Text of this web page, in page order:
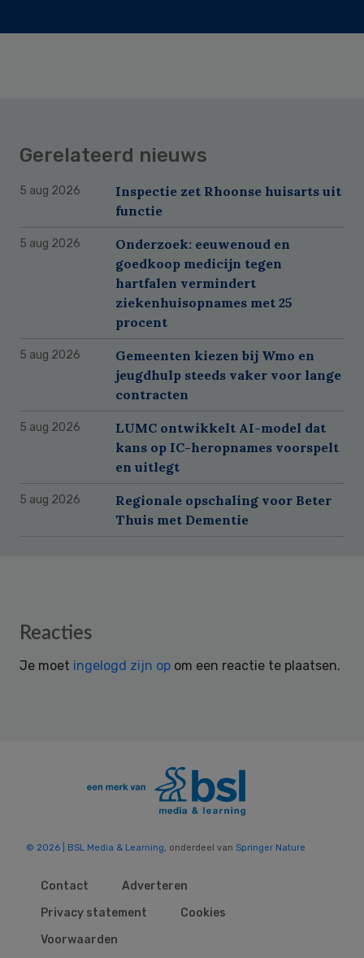
Gerelateerd nieuws
5 aug 2026
Inspectie zet Rhoonse huisarts uit
functie
5 aug 2026
Onderzoek: eeuwenoud en
goedkoop medicijn tegen
hartfalen vermindert
ziekenhuisopnames met 25
procent
5 aug 2026
Gemeenten kiezen bij Wmo en
jeugdhulp steeds vaker voor lange
contracten
5 aug 2026
LUMC ontwikkelt AI-model dat
kans op IC-heropnames voorspelt
en uitlegt
5 aug 2026
Regionale opschaling voor Beter
Thuis met Dementie
Reader
Reacties
Je moet ingelogd zijn op om een reactie te plaatsen.
© 2026 | BSL Media & Learning , onderdeel van Springer Nature
Contact
Adverteren
Privacy statement
Cookies
Voorwaarden